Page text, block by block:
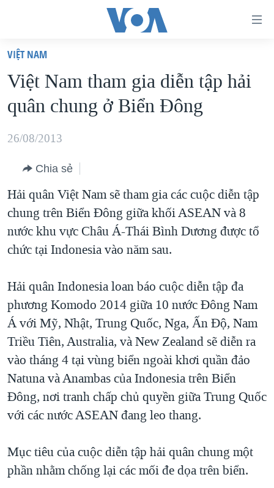
truy
cập
Tới
dung
chính
điều
hướng
chính
Đi
"Tìm"
VIỆT NAM
HOA KỲ
BIỂN ĐÔNG
BLOG
DIỄN ĐÀN
MỤC
TỰ DO BÁO CHÍ
NGƯỜI VIỆT HẢI NGOẠI
ĐỜI SỐNG
KINH TẾ
KHOA HỌC
SỨC KHOẺ
VĂN HOÁ
THỂ THAO
CHUYÊN ĐỀ
HÀNH TRÌNH BẦU CỬ 2024
MỘT NĂM CHIẾN TRANH TẠI DẢI GAZA
GIẢI MÃ VÀNH ĐAI & CON ĐƯỜNG
NGÀY TỊ NẠN THẾ GIỚI
GROUND ZERO – XƯA VÀ NAY
CÁC GIÁ TRỊ CỘNG HÒA Ở VIỆT NAM
THƯỢNG ĐỈNH TRUMP-KIM TẠI VIỆT NAM
VIDEO
NGHE
MẠNG XÃ HỘI
Ngôn ngữ khác
VIỆT NAM
Việt Nam tham gia diễn tập hải
quân chung ở Biển Đông
26/08/2013
Chia sẻ
Hải quân Việt Nam sẽ tham gia các cuộc diễn tập
chung trên Biển Đông giữa khối ASEAN và 8
nước khu vực Châu Á-Thái Bình Dương được tổ
chức tại Indonesia vào năm sau.
Hải quân Indonesia loan báo cuộc diễn tập đa
phương Komodo 2014 giữa 10 nước Đông Nam
Á với Mỹ, Nhật, Trung Quốc, Nga, Ấn Độ, Nam
Triều Tiên, Australia, và New Zealand sẽ diễn ra
vào tháng 4 tại vùng biển ngoài khơi quần đảo
Natuna và Anambas của Indonesia trên Biển
Đông, nơi tranh chấp chủ quyền giữa Trung Quốc
với các nước ASEAN đang leo thang.
Mục tiêu của cuộc diễn tập hải quân chung một
phần nhằm chống lại các mối đe dọa trên biển.